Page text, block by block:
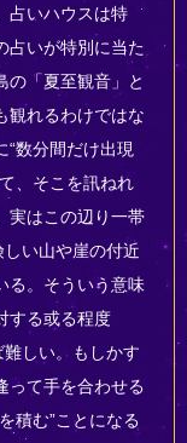
占いハウスは特
占いが特別に当た
の「夏至観音」と
観れるわけではな
“数分間だけ出現
、そこを訊ねれ
実はこの辺り一帯
しい山や崖の付近
る。そういう意味
する或る程度
しい。もしかす
って手を合わせる
積む”ことになる